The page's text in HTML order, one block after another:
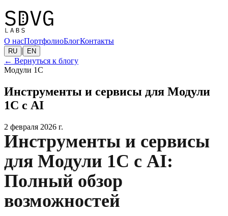
О насПортфолиоБлогКонтакты
RU | EN
← Вернуться к блогу
Модули 1C
Инструменты и сервисы для Модули
1C с AI
2 февраля 2026 г.
Инструменты и сервисы
для Модули 1C с AI:
Полный обзор
возможностей